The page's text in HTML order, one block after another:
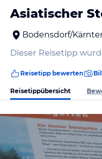
Asiatischer
Bodensdorf/
Dieser Reisetipp
Reisetipp bewerten
Reisetippübersicht